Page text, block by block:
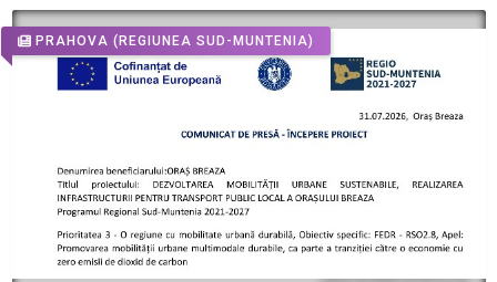
PRAHOVA (REGIUNEA SUD-MUNTENIA)